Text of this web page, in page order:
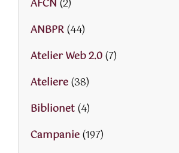
AFCN (2)
ANBPR(44)
Atelier Web 2.0(7)
Ateliere(38)
Biblionet(4)
Campanie(197)